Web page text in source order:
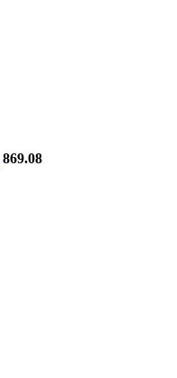
869.08